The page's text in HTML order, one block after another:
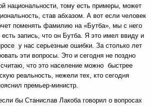
национальности, тому есть примеры, может
став абхазом. А вот если человек
поменять фамилию на «Бутба», мы с него
есть запись, что он Бутба. Я это имел ввиду и
у нас серьезные ошибки. За столько лет
эти вопросы. Это и сегодня не поздно
что это население можно быстрее
реальность, нежели тех, кто сегодня
премьер-министр.
бы Станислав Лакоба говорил о вопросах